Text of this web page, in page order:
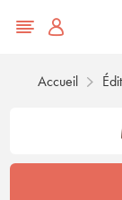
Accueil